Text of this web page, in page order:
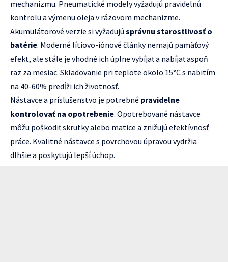
mechanizmu. Pneumatické modely vyžadujú pravidelnú
kontrolu a výmenu oleja v rázovom mechanizme.
Akumulátorové verzie si vyžadujú správnu starostlivosť o
batérie. Moderné lítiovo-iónové články nemajú pamäťový
efekt, ale stále je vhodné ich úplne vybíjať a nabíjať aspoň
raz za mesiac. Skladovanie pri teplote okolo 15°C s nabitím
na 40-60% predĺži ich životnosť.
Nástavce a príslušenstvo je potrebné pravidelne
kontrolovať na opotrebenie. Opotrebované nástavce
môžu poškodiť skrutky alebo matice a znižujú efektívnosť
práce. Kvalitné nástavce s povrchovou úpravou vydržia
dlhšie a poskytujú lepší úchop.